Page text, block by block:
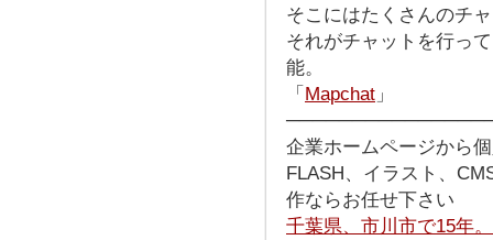
そこにはたくさんのチ
それがチャットを行っ
能。
「 Mapchat 」
企業ホームページから
FLASH、イラスト、
作ならお任せ下さい
千葉県、市川市で15年